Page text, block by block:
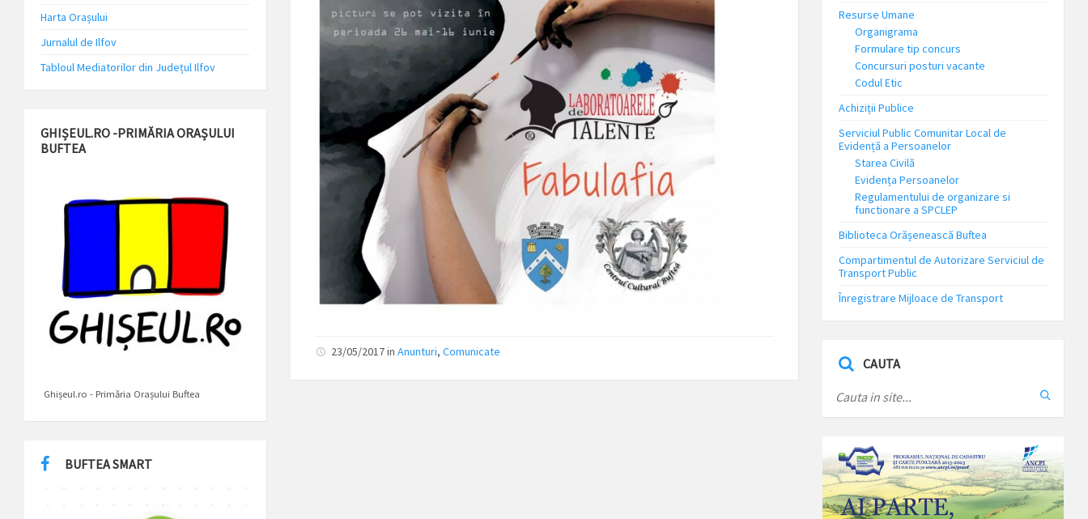
23/05/2017in Anunturi, Comunicate
Harta Orașului
Jurnalul de Ilfov
Tabloul Mediatorilor din Județul Ilfov
GHIȘEUL.RO -PRIMĂRIA ORAȘULUI
BUFTEA
Ghișeul.ro - Primăria Orașului Buftea
BUFTEA SMART
Resurse Umane
Organigrama
Formulare tip concurs
Concursuri posturi vacante
Codul Etic
Achiziții Publice
Serviciul Public Comunitar Local de
Evidență a Persoanelor
Starea Civilă
Evidența Persoanelor
Regulamentului de organizare si
functionare a SPCLEP
Biblioteca Orășenească Buftea
Compartimentul de Autorizare Serviciul de
Transport Public
Înregistrare Mijloace de Transport
CAUTA